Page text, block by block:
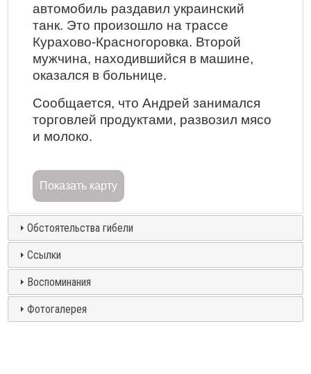
автомобиль раздавил украинский
танк. Это произошло на трассе
Курахово-Красногоровка. Второй
мужчина, находившийся в машине,
оказался в больнице.
Сообщается, что Андрей занимался
торговлей продуктами, развозил мясо
и молоко.
Показать карту
Обстоятельства гибели
Ссылки
Воспоминания
Фотогалерея